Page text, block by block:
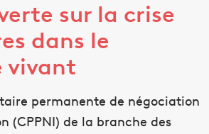
sur la crise
dans le
vivant
permanente de négociation
(CPPNI) de la branche des